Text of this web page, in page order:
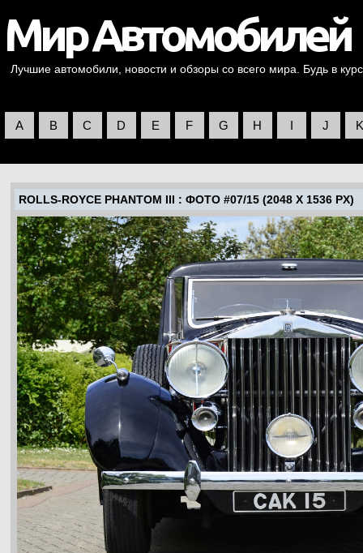
Лучшие автомобили, новости и обзоры со всего мира. Будь в
A B C D E F G H I J K
ROLLS-ROYCE PHANTOM III : ФОТО #07/15 (2048 X 1536 PX)